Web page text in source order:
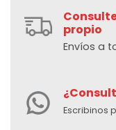
propio
Envíos a
Escribinos